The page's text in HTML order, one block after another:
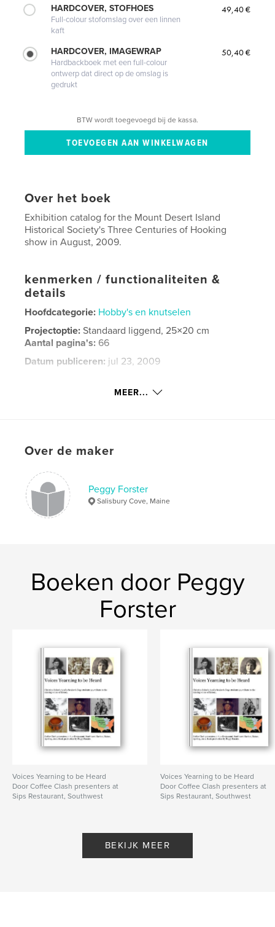
HARDCOVER, STOFHOES
Full-colour stofomslag over een linnen
kaft
49,40 €
HARDCOVER, IMAGEWRAP
Hardbackboek met een full-colour
ontwerp dat direct op de omslag is
gedrukt
50,40 €
BTW wordt toegevoegd bij de kassa.
Over het boek
Exhibition catalog for the Mount Desert Island
Historical Society's Three Centuries of Hooking
show in August, 2009.
kenmerken / functionaliteiten &
details
Hoofdcategorie: Hobby's en knutselen
Projectoptie:Standaard liggend, 25×20 cm
Aantal pagina's: 66
Datum publiceren: jul 23, 2009
Maine hooked rugs
, Grenfell mats , Waldoboro hooked rugs
American textiles
antique decorative arts , rugs ,
MEER...
Over de maker
Peggy Forster
Salisbury Cove, Maine
Boeken door Peggy
Forster
Voices Yearning to be Heard
Door Coffee Clash presenters at
Sips Restaurant, Southwest
Voices Yearning to be Heard
Door Coffee Clash presenters at
Sips Restaurant, Southwest
BEKIJK MEER